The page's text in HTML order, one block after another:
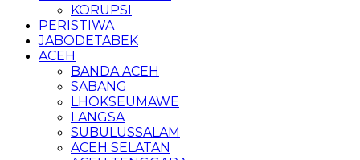
KORUPSI
PERISTIWA
JABODETABEK
ACEH
BANDA ACEH
SABANG
LHOKSEUMAWE
LANGSA
SUBULUSSALAM
ACEH SELATAN